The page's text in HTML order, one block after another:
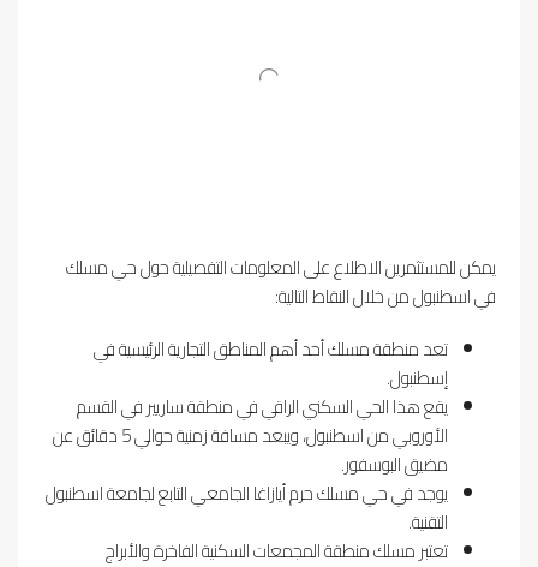
يمكن للمستثمرين الاطلاع على المعلومات التفصيلية حول حي مسلك
في اسطنبول من خلال النقاط التالية:
تعد منطقة مسلك أحد أهم المناطق التجارية الرئيسية في
إسطنبول.
يقع هذا الحي السكني الراقي في منطقة ساريير في القسم
الأوروبي من اسطنبول، ويبعد مسافة زمنية حوالي 5 دقائق عن
مضيق البوسفور.
يوجد في حي مسلك حرم أيازاغا الجامعي التابع لجامعة اسطنبول
التقنية.
تعتبر مسلك منطقة المجمعات السكنية الفاخرة والأبراج